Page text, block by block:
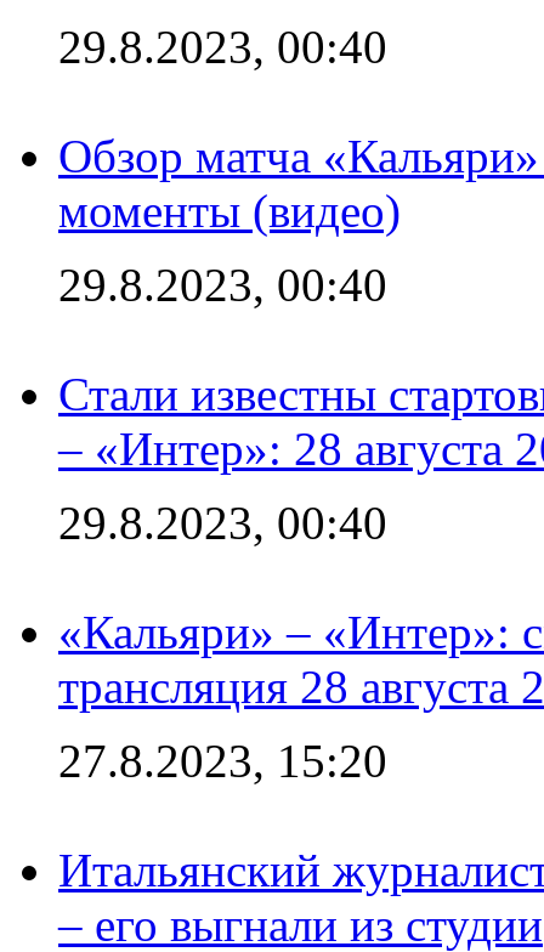
29.8.2023, 00:40
Обзор матча
моменты (видео)
29.8.2023, 00:40
Стали известны
– «Интер»: 28 августа
29.8.2023, 00:40
«Кальяри» – «Интер»:
трансляция 28 августа
27.8.2023, 15:20
Итальянский
– его выгнали из студии